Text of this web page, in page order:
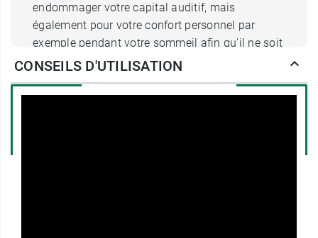
endommager votre capital auditif, mais
également pour votre confort personnel par
exemple pendant votre sommeil afin qu'il ne soit
pas perturbé par les bruits environnants.
Dotées d'uneforme anatomique, les protections
CONSEILS D'UTILISATION